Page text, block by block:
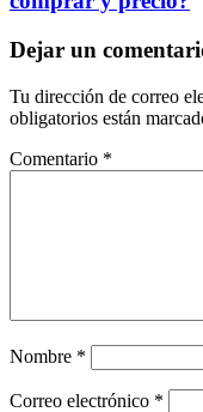
Dejar un
Tu dirección de correo
obligatorios están
Comentario *
Nombre *
Correo electrónico *